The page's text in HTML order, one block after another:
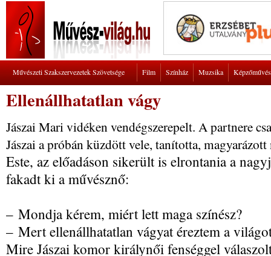
Művészeti Szakszervezetek Szövetsége Film Színház Muzsika
Ellenállhatatlan vágy
Jászai Mari vidéken vendégszerepelt. A partnere
Jászai a próbán küzdött vele, tanította,
Este, az előadáson sikerült is elrontania a
fakadt ki a művésznő:
– Mondja kérem, miért lett maga színész?
– Mert ellenállhatatlan vágyat éreztem a
Mire Jászai komor királynői fenséggel